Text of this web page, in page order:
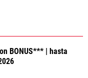
BONUS*** | hasta